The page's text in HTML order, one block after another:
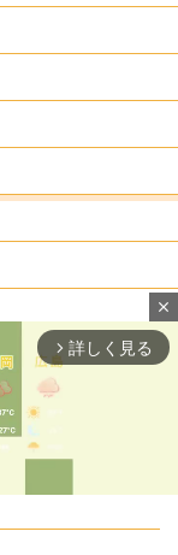
close
arrow_forward_ios 詳しく見る